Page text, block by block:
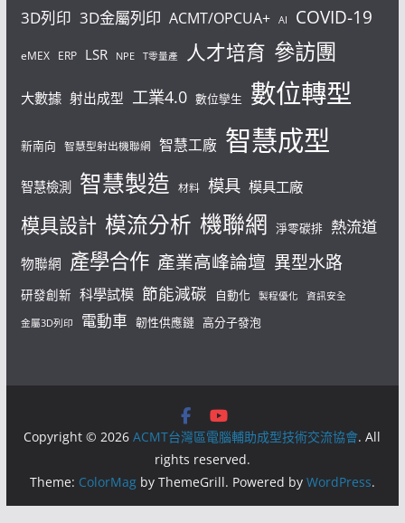
3D列印 3D金屬列印 ACMT/OPCUA+ AI COVID-19
eMEX ERP LSR NPE T零量產 人才培育 參訪團
大數據 射出成型 工業4.0 數位孿生 數位轉型
新南向 智慧型射出機聯網 智慧工廠 智慧成型
智慧檢測 智慧製造 材料 模具 模具工廠
模具設計 模流分析 機聯網 淨零碳排 熱流道
物聯網 產學合作 產業高峰論壇 異型水路
研發創新 科學試模 節能減碳 自動化 製程優化 資訊安全
金屬3D列印 電動車 韌性供應鏈 高分子發泡
Copyright © 2026ACMT台灣區電腦輔助成型技術交流協會. All
rights reserved.
Theme: ColorMagby ThemeGrill. Powered by WordPress.